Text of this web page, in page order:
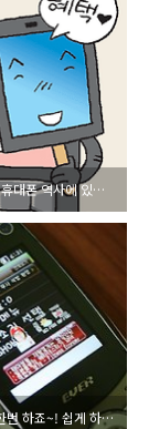
'의무약정제'는 휴대폰 역사에 있어 역행하는 사건이다
힘들지만 기부한번 하죠~! 쉽게 하는 기부세상~!